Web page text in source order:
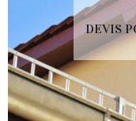
DEVIS